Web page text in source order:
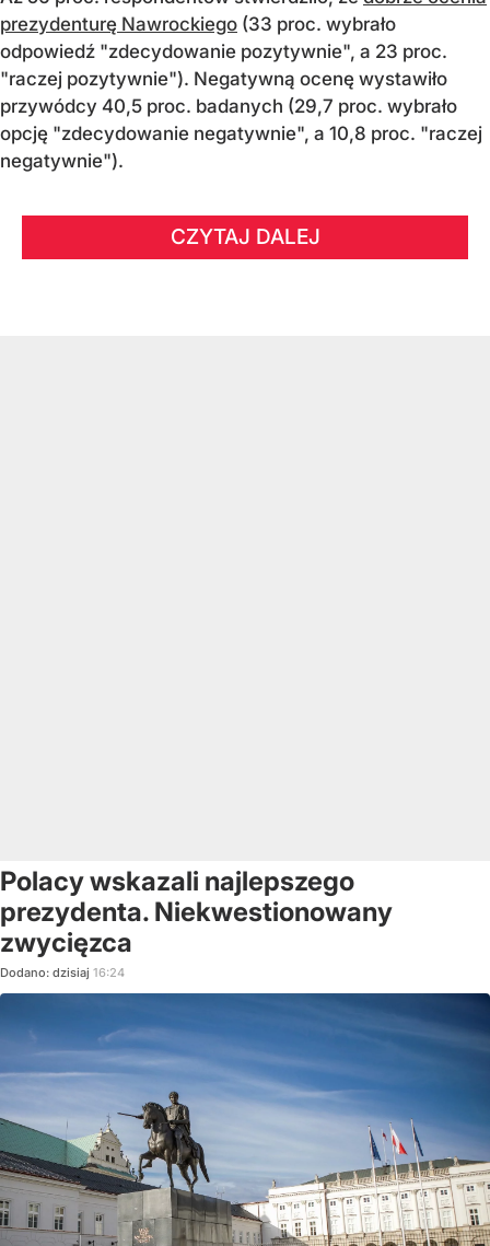
prezydenturę Nawrockiego (33 proc. wybrało
odpowiedź "zdecydowanie pozytywnie", a 23 proc.
"raczej pozytywnie"). Negatywną ocenę wystawiło
przywódcy 40,5 proc. badanych (29,7 proc. wybrało
opcję "zdecydowanie negatywnie", a 10,8 proc. "raczej
negatywnie").
CZYTAJ DALEJ
Polacy wskazali najlepszego
prezydenta. Niekwestionowany
zwycięzca
Dodano: dzisiaj 16:24